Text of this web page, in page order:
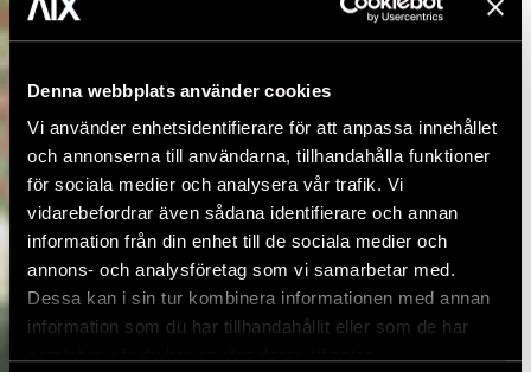
Denna webbplats använder cookies
Vi använder enhetsidentifierare för att anpassa innehållet
och annonserna till användarna, tillhandahålla funktioner
för sociala medier och analysera vår trafik. Vi
vidarebefordrar även sådana identifierare och annan
information från din enhet till de sociala medier och
annons- och analysföretag som vi samarbetar med.
Dessa kan i sin tur kombinera informationen med annan
information som du har tillhandahållit eller som de har